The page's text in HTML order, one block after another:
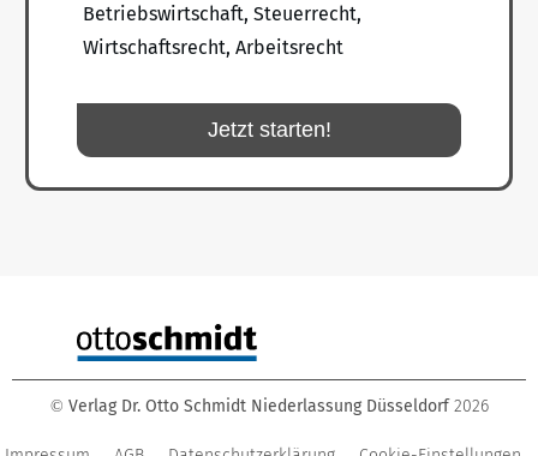
Betriebswirtschaft, Steuerrecht,
Wirtschaftsrecht, Arbeitsrecht
Jetzt starten!
© Verlag Dr. Otto Schmidt Niederlassung Düsseldorf 2026